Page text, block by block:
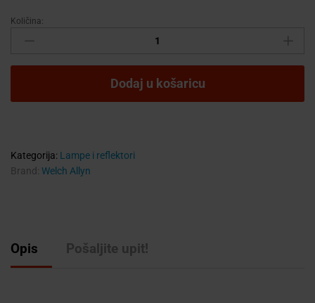
Pregledna
lampa
zidna
stalku
Količina:
Dodaj u košaricu
Kategorija: Lampe i reflektori
Brand: Welch Allyn
Opis Pošaljite upit!